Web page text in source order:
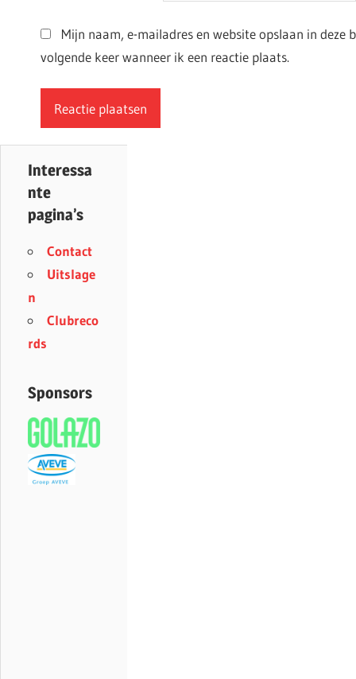
Mijn naam, e-mailadres en website opslaan in deze
volgende keer wanneer ik een reactie plaats.
Interessa
nte
pagina’s
Contact
Uitslage
n
Clubreco
rds
Sponsors